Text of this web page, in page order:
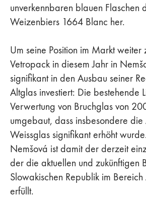
unverkennbaren blauen Flaschen
Weizenbiers 1664 Blanc her.
Um seine Position im Markt weiter
Vetropack in diesem Jahr in
signifikant in den Ausbau seiner
Altglas investiert: Die bestehende
Verwertung von Bruchglas von
umgebaut, dass insbesondere die
Weissglas signifikant erhöht
Nemšová ist damit der derzeit
der die aktuellen und zukünftigen
Slowakischen Republik im
erfüllt.